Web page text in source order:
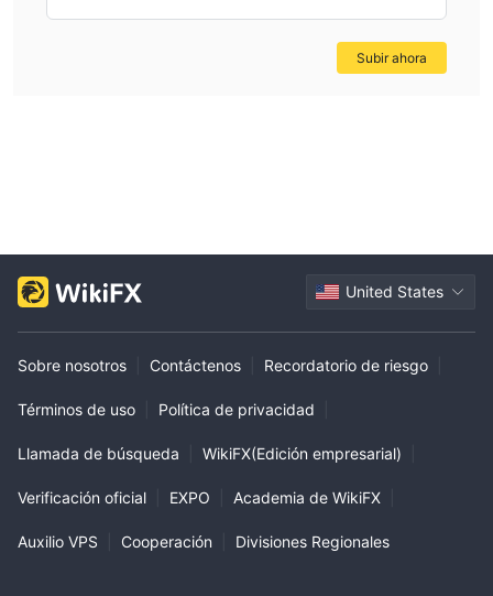
Subir ahora
United States
Sobre nosotros Contáctenos Recordatorio de riesgo
Términos de uso Política de privacidad
Llamada de búsqueda WikiFX(Edición empresarial)
Verificación oficial EXPO Academia de WikiFX
Auxilio VPS Cooperación Divisiones Regionales